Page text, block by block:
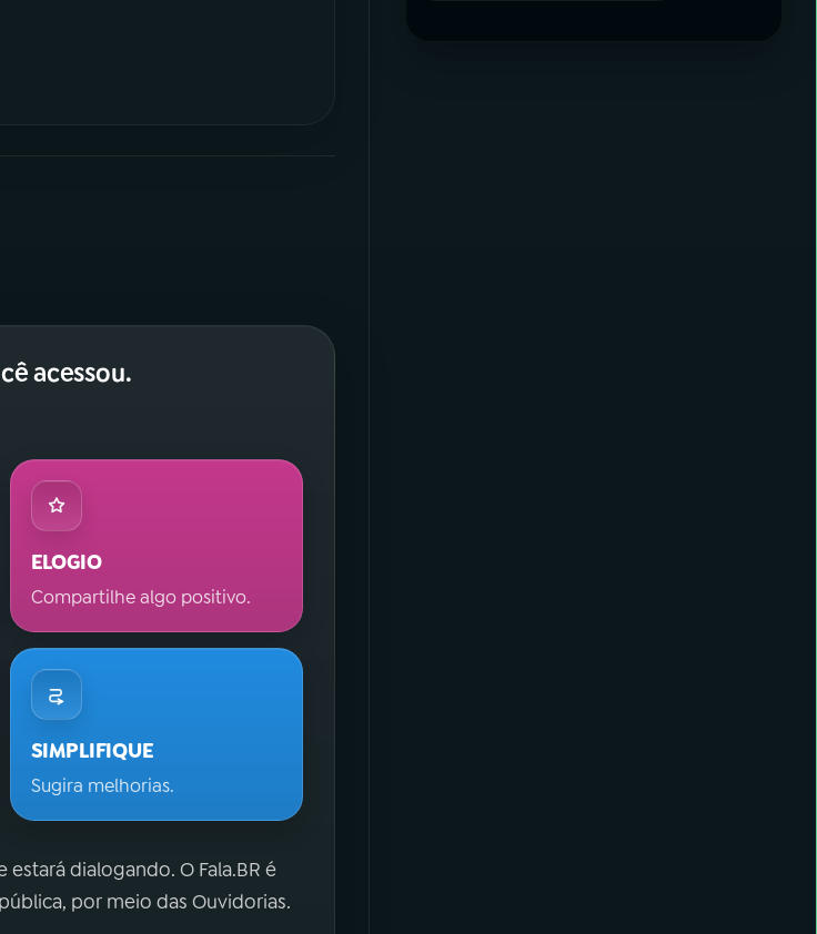
acessou.
ELOGIO
Compartilhe algo positivo.
SIMPLIFIQUE
Sugira melhorias.
estará dialogando. O Fala.BR é
por meio das Ouvidorias.